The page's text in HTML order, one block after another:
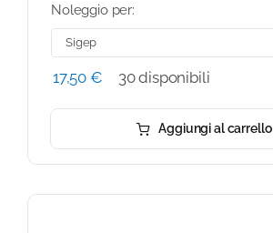
Noleggio per:
17,50 € 30 disponibili
Aggiungi al carrello